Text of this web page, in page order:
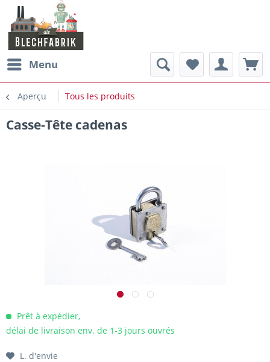
Menu
Aperçu Tous les produits
Casse-Tête cadenas
Prêt à expédier,
délai de livraison env. de 1-3 jours ouvrés
L. d'envie